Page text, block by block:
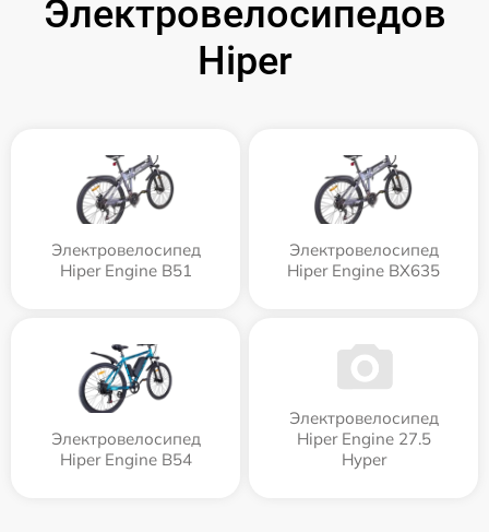
Электровелосипедов
Hiper
Электровелосипед
Hiper Engine B51
Электровелосипед
Hiper Engine BX635
Электровелосипед
Hiper Engine B54
Электровелосипед
Hiper Engine 27.5
Нyper